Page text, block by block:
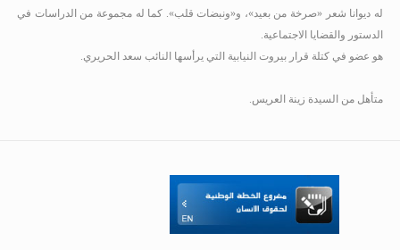
له ديوانا شعر «صرخة من بعيد»، و«ونبضات قلب». كما له مجموعة من الدراسات في
الدستور والقضايا الاجتماعية.
هو عضو في كتلة قرار بيروت النيابية التي يرأسها النائب سعد الحريري.
متأهل من السيدة زينة العريس.